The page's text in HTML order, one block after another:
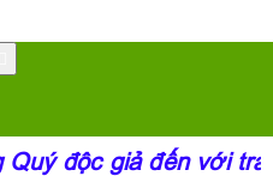
Quý độc giả đến với